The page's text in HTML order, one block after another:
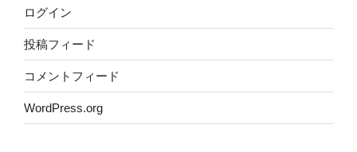
ログイン
投稿フィード
コメントフィード
WordPress.org